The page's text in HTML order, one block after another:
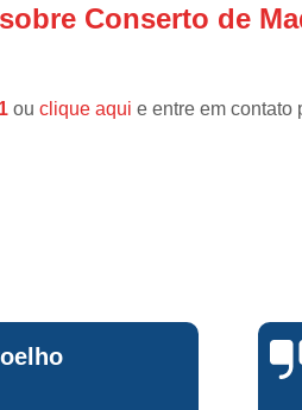
Conserto de
ou clique aqui e entre em contato